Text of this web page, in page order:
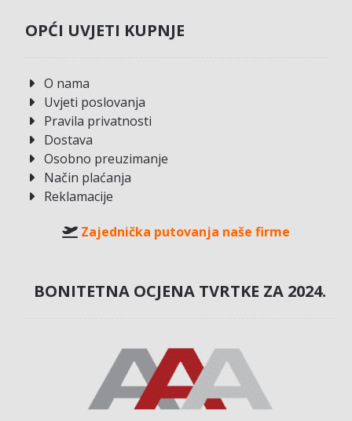
OPĆI UVJETI KUPNJE
O nama
Uvjeti poslovanja
Pravila privatnosti
Dostava
Osobno preuzimanje
Način plaćanja
Reklamacije
Zajednička putovanja naše firme
BONITETNA OCJENA TVRTKE ZA 2024.